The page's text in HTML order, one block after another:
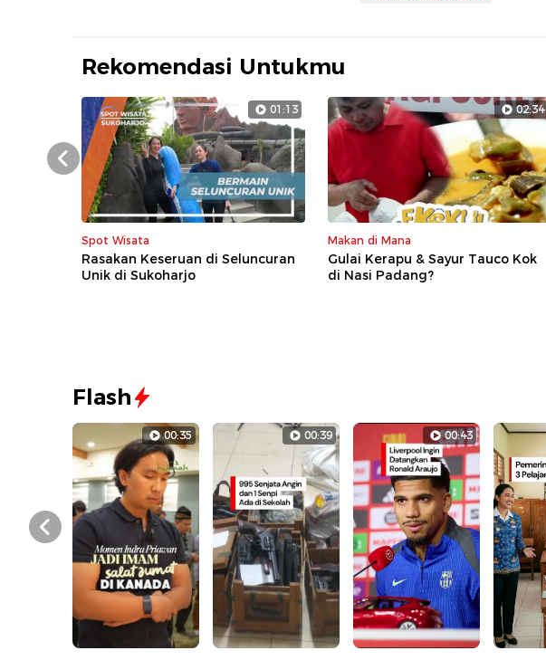
Rekomendasi Untukmu
01:13
Spot Wisata
Rasakan Keseruan di Seluncuran
Unik di Sukoharjo
02:34
Makan di Mana
Gulai Kerapu & Sayur Tauco Kok
di Nasi Padang?
Prev
Flash
00:35 00:39 00:43
Prev